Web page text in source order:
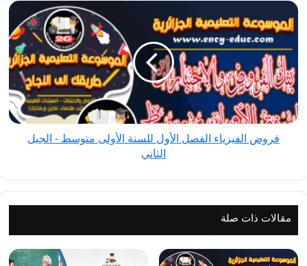
9فروض
الفيزياء
الفصل
الأول
للسنة
الأولى
متوسط
-
الجيلفروض الفيزياء الفصل الأول للسنة الأولى متوسط - الجيل
الثاني
مقالات ذات صلة